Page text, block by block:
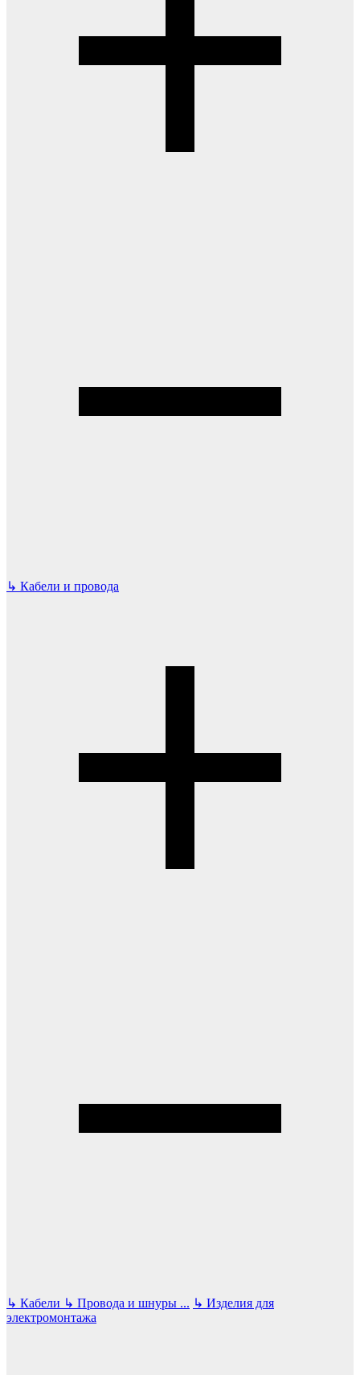
↳ Кабели и провода
↳ Кабели ↳ Провода и шнуры ... ↳ Изделия для
электромонтажа